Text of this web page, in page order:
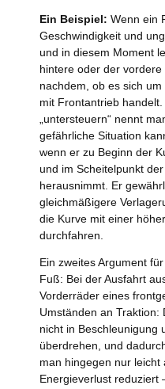
Ein Beispiel: Wenn ein
Geschwindigkeit und
und in diesem Moment
hintere oder der vordere
nachdem, ob es sich
mit Frontantrieb handelt.
„untersteuern“ nennt
gefährliche Situation
wenn er zu Beginn der
und im Scheitelpunkt
herausnimmt. Er
gleichmäßigere
die Kurve mit einer
durchfahren.
Ein zweites Argument
Fuß: Bei der Ausfahrt
Vorderräder eines
Umständen an Traktion:
nicht in Beschleunigung
überdrehen, und
man hingegen nur leicht
Energieverlust reduziert